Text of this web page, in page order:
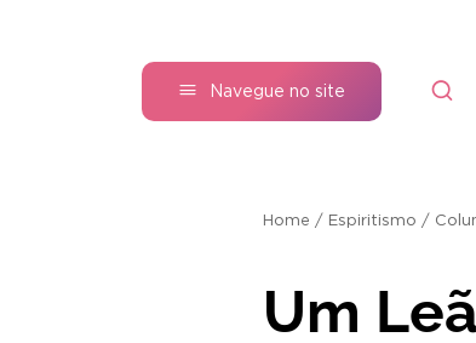
Navegue no site
Home / Espiritismo /
Um